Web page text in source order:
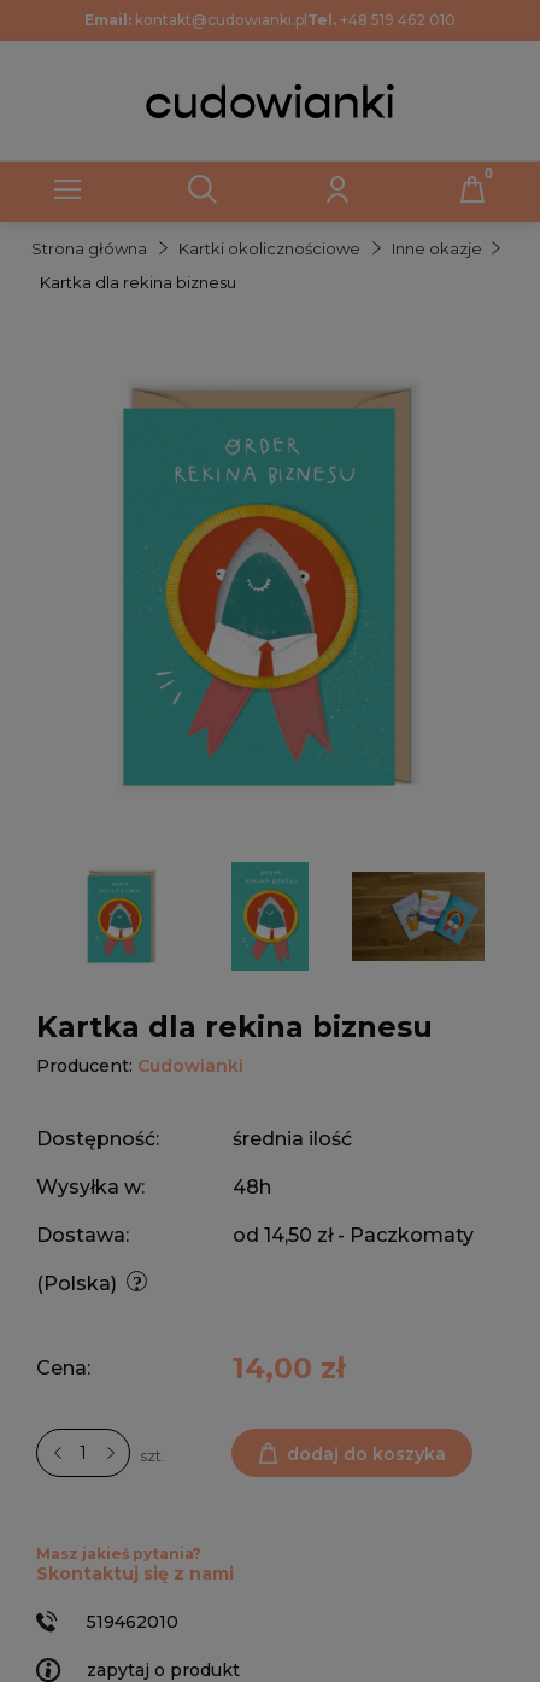
Email: kontakt@cudowianki.pl Tel. +48 519 462 010
Strona główna Kartki okolicznościowe
Inne okazje
Kartka dla rekina biznesu
Kartka dla rekina biznesu
Producent: Cudowianki
Dostępność: średnia ilość
Wysyłka w: 48h
Dostawa: od 14,50 zł - Paczkomaty
(Polska)
Cena: 14,00 zł
szt. dodaj do koszyka
zapytaj o produkt
Masz jakieś pytania?
Skontaktuj się z nami
519462010